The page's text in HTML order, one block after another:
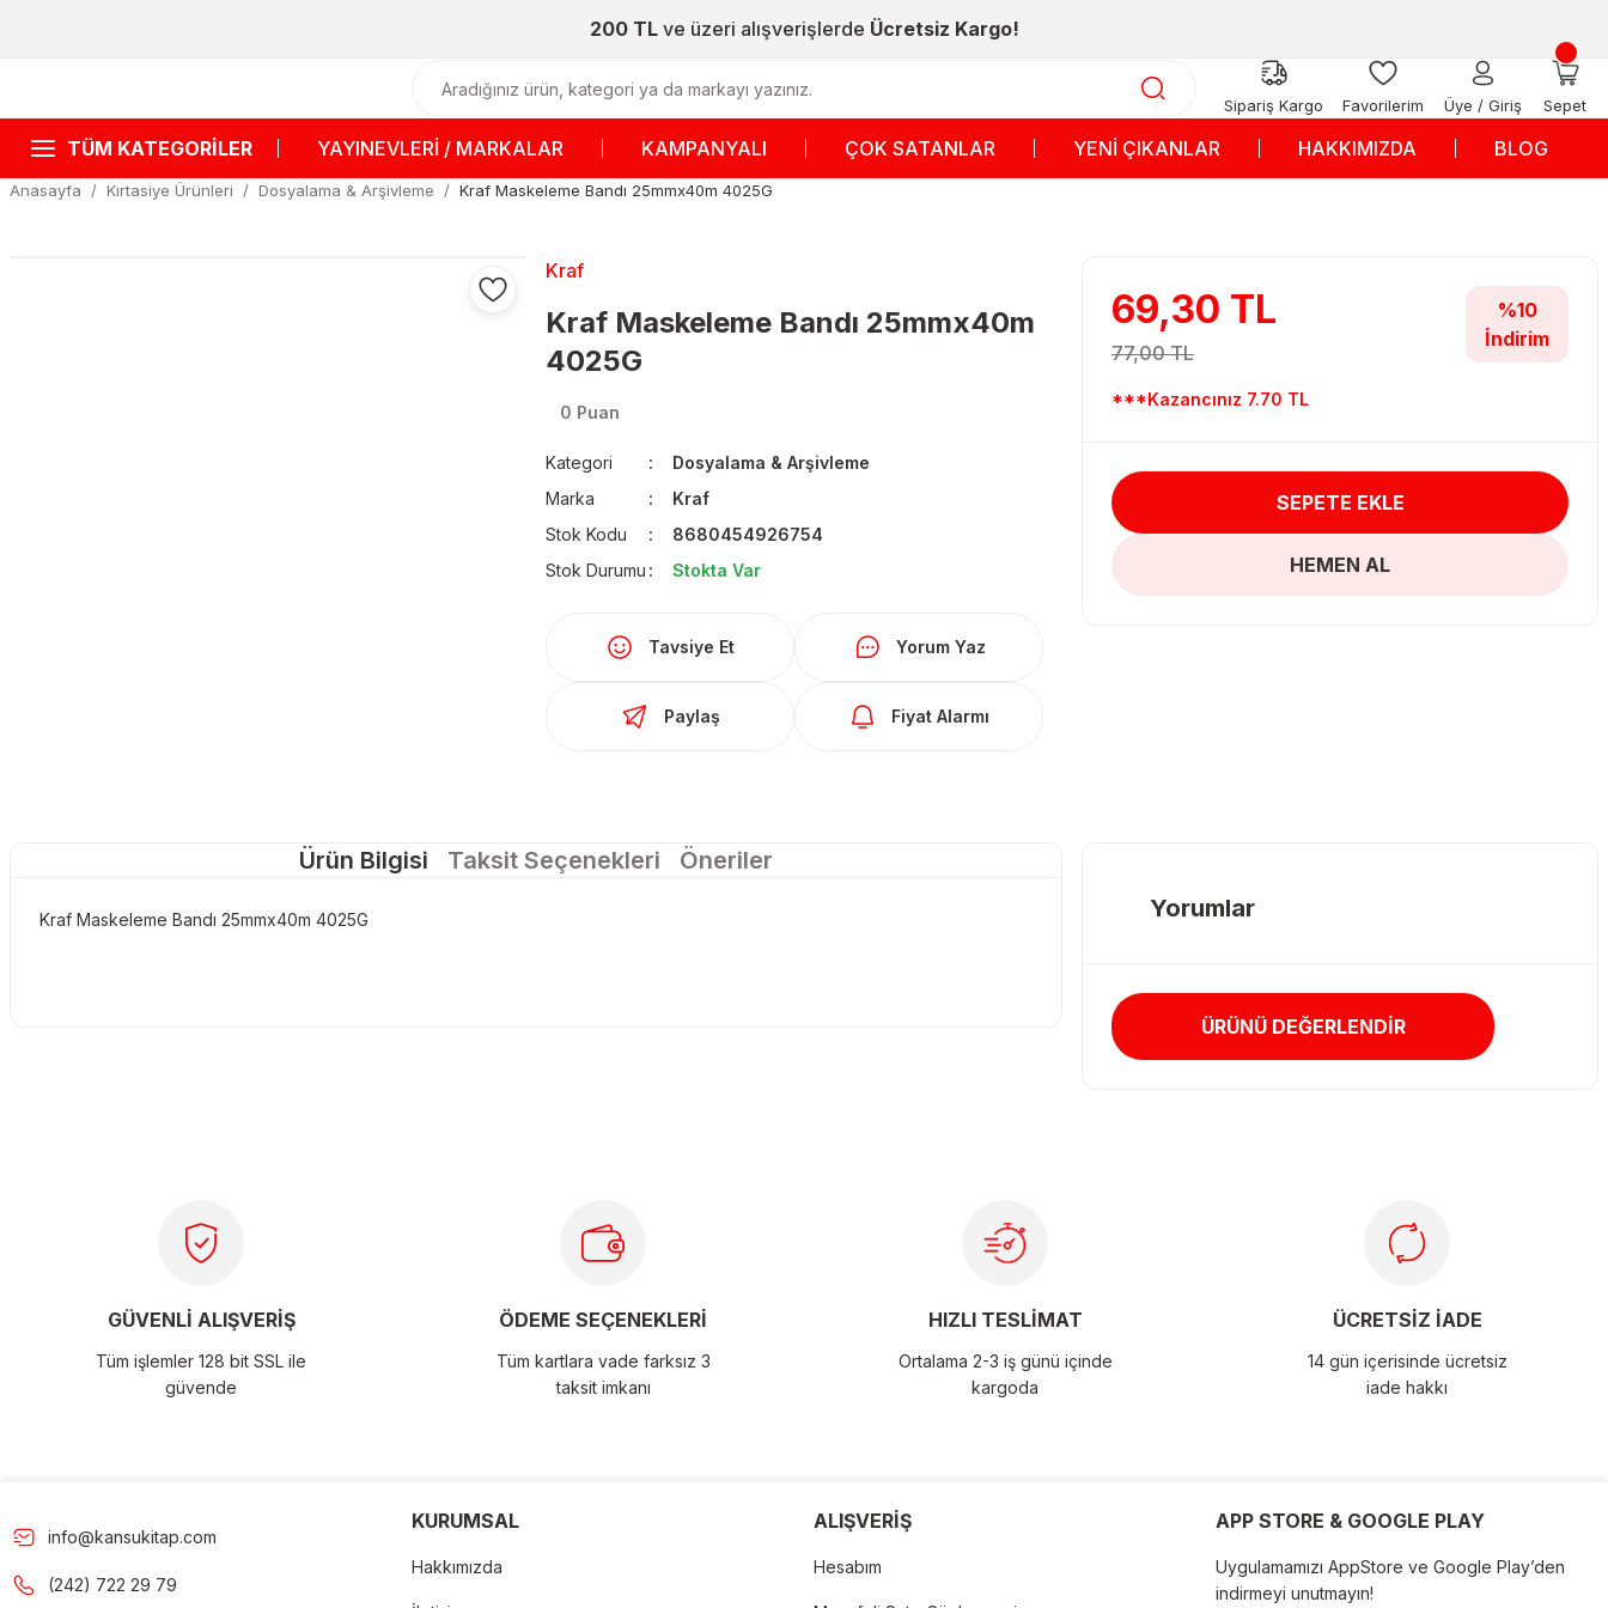
200 TLve üzeri alışverişlerde Ücretsiz Kargo!
Sipariş Kargo Favorilerim Üye / Giriş Sepet
TÜM KATEGORİLER YAYINEVLERİ / MARKALAR KAMPANYALI ÇOK SATANLAR YENİ ÇIKANLAR HAKKIMIZDA BLOG
Anasayfa Kırtasiye Ürünleri Dosyalama & Arşivleme Kraf Maskeleme Bandı 25mmx40m 4025G
Kraf
Kraf Maskeleme Bandı 25mmx40m
4025G
0 Puan
Kategori
Dosyalama & Arşivleme
Marka
Kraf
Stok Kodu
8680454926754
Stok Durumu
Stokta Var
Tavsiye Et Yorum Yaz
Paylaş Fiyat Alarmı
69,30 TL
77,00 TL
***Kazancınız 7.70 TL
%10
İndirim
SEPETE EKLE
HEMEN AL
Ürün Bilgisi Taksit Seçenekleri Öneriler
Kraf Maskeleme Bandı 25mmx40m 4025G
Ürün açıklamasında eksik bilgiler bulunuyor.
Ürün bilgilerinde hatalar bulunuyor.
Yorumlar
ÜRÜNÜ DEĞERLENDİR
GÜVENLİ ALIŞVERİŞ
Tüm işlemler 128 bit SSL ile
güvende
ÖDEME SEÇENEKLERİ
Tüm kartlara vade farksız 3
taksit imkanı
HIZLI TESLİMAT
Ortalama 2-3 iş günü içinde
kargoda
ÜCRETSİZ İADE
14 gün içerisinde ücretsiz
iade hakkı
info@kansukitap.com
(242) 722 29 79
KURUMSAL
Hakkımızda
ALIŞVERİŞ
Hesabım
APP STORE & GOOGLE PLAY
Uygulamamızı AppStore ve Google Play’den
indirmeyi unutmayın!